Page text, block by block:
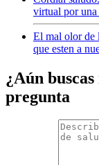
virtual por
El mal olor de
que esten a
¿Aún
pregunta